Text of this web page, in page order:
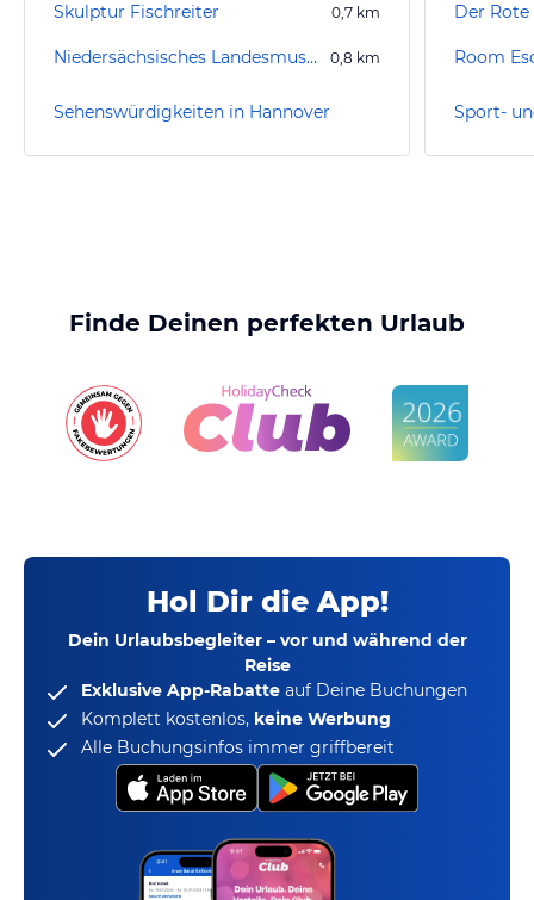
Skulptur Fischreiter 0,7 km
Niedersächsisches Landesmuseum 0,8 km
Sehenswürdigkeiten in Hannover
Der Rote
Room
Finde Deinen perfekten Urlaub
Hol Dir die App!
Dein Urlaubsbegleiter – vor und während der
Reise
Exklusive App-Rabatte auf Deine Buchungen
Komplett kostenlos, keine Werbung
Alle Buchungsinfos immer griffbereit